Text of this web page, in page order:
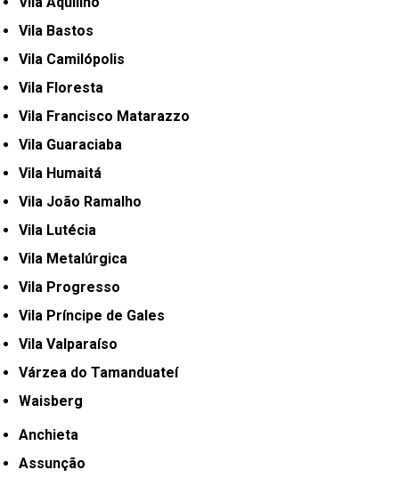
Vila Bastos
Vila Camilópolis
Vila Floresta
Vila Francisco Matarazzo
Vila Guaraciaba
Vila Humaitá
Vila João Ramalho
Vila Lutécia
Vila Metalúrgica
Vila Progresso
Vila Príncipe de Gales
Vila Valparaíso
Várzea do Tamanduateí
Waisberg
Anchieta
Assunção